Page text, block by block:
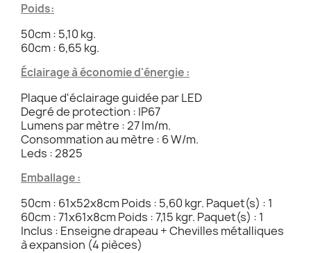
Poids:
50cm : 5,10 kg.
60cm : 6,65 kg.
Éclairage à économie d'énergie :
Plaque d'éclairage guidée par LED
Degré de protection : IP67
Lumens par mètre : 27 lm/m.
Consommation au mètre : 6 W/m.
Leds : 2825
Emballage :
50cm : 61x52x8cm Poids : 5,60 kgr. Paquet(s) : 1
60cm : 71x61x8cm Poids : 7,15 kgr. Paquet(s) : 1
Inclus : Enseigne drapeau + Chevilles métalliques
à expansion (4 pièces)